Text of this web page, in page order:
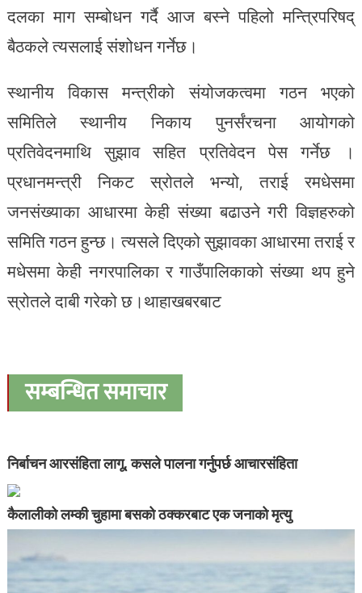
दलका माग सम्बोधन गर्दै आज बस्ने पहिलो मन्त्रिपरिषद्
बैठकले त्यसलाई संशोधन गर्नेछ।
स्थानीय विकास मन्त्रीको संयोजकत्वमा गठन भएको
समितिले स्थानीय निकाय पुनर्संरचना आयोगको
प्रतिवेदनमाथि सुझाव सहित प्रतिवेदन पेस गर्नेछ ।
प्रधानमन्त्री निकट स्रोतले भन्यो, तराई रमधेसमा
जनसंख्याका आधारमा केही संख्या बढाउने गरी विज्ञहरुको
समिति गठन हुन्छ। त्यसले दिएको सुझावका आधारमा तराई र
मधेसमा केही नगरपालिका र गाउँपालिकाको संख्या थप हुने
स्रोतले दाबी गरेको छ।थाहाखबरबाट
सम्बन्धित समाचार
निर्बाचन आरसंहिता लागू, कसले पालना गर्नुपर्छ आचारसंहिता
कैलालीको लम्की चुहामा बसको ठक्करबाट एक जनाको मृत्यु